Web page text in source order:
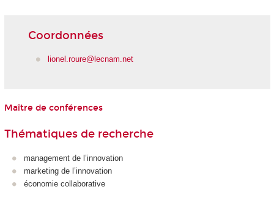
Coordonnées
lionel.roure@lecnam.net
Maître de conférences
Thématiques de recherche
management de l’innovation
marketing de l’innovation
économie collaborative